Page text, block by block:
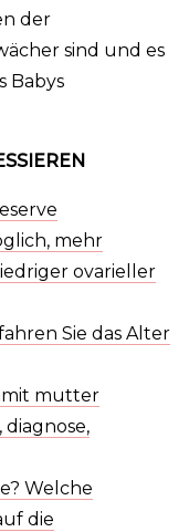
der
sind und es
Babys
mehr
ovarieller
Sie das Alter
mutter
Welche
die